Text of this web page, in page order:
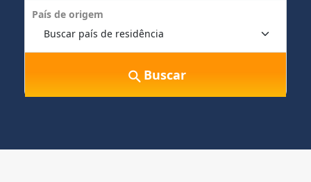
País de origem
Buscar